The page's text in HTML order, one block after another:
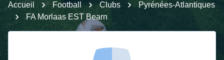
Accueil Football Clubs
Pyrénées-Atlantiques
FA Morlaas EST Bearn